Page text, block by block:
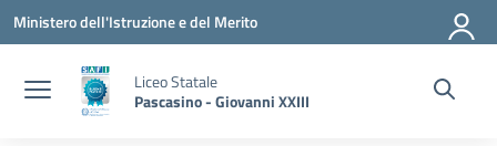
Vai ai contenuti
Vai al menu di navigazione
Vai al footer
Ministero dell'Istruzione e del Merito
Liceo Statale
Pascasino - Giovanni XXIII